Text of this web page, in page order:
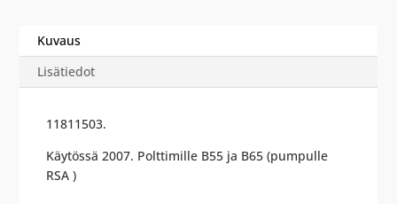
Kuvaus
Lisätiedot
11811503.
Käytössä 2007. Polttimille B55 ja B65 (pumpulle
RSA )